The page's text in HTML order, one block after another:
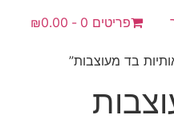
פריטים 0 ₪0.00
בד מעוצבות”